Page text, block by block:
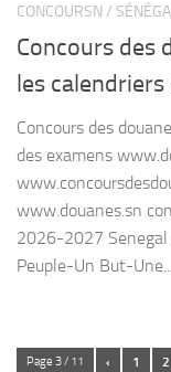
CONCOURSN /
Concours des
les calendriers
Concours des
des examens
www.douanes.sn
2026-2027 Senegal
Peuple-Un But-
Page 3 / 11 ‹ 1 2